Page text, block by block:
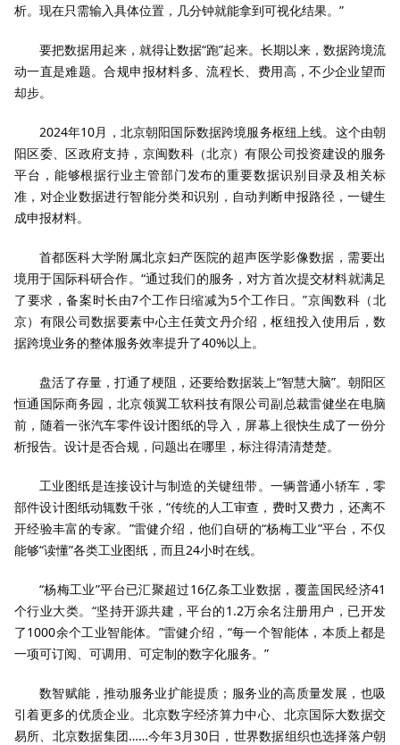
析。现在只需输入具体位置，几分钟就能拿到可视化结果。”
要把数据用起来，就得让数据“跑”起来。长期以来，数据跨境流
动一直是难题。合规申报材料多、流程长、费用高，不少企业望而
却步。
2024年10月，北京朝阳国际数据跨境服务枢纽上线。这个由朝
阳区委、区政府支持，京闽数科（北京）有限公司投资建设的服务
平台，能够根据行业主管部门发布的重要数据识别目录及相关标
准，对企业数据进行智能分类和识别，自动判断申报路径，一键生
成申报材料。
首都医科大学附属北京妇产医院的超声医学影像数据，需要出
境用于国际科研合作。“通过我们的服务，对方首次提交材料就满足
了要求，备案时长由7个工作日缩减为5个工作日。”京闽数科（北
京）有限公司数据要素中心主任黄文丹介绍，枢纽投入使用后，数
据跨境业务的整体服务效率提升了40%以上。
盘活了存量，打通了梗阻，还要给数据装上“智慧大脑”。朝阳区
恒通国际商务园，北京领翼工软科技有限公司副总裁雷健坐在电脑
前，随着一张汽车零件设计图纸的导入，屏幕上很快生成了一份分
析报告。设计是否合规，问题出在哪里，标注得清清楚楚。
工业图纸是连接设计与制造的关键纽带。一辆普通小轿车，零
部件设计图纸动辄数千张，“传统的人工审查，费时又费力，还离不
开经验丰富的专家。”雷健介绍，他们自研的“杨梅工业”平台，不仅
能够“读懂”各类工业图纸，而且24小时在线。
“杨梅工业”平台已汇聚超过16亿条工业数据，覆盖国民经济41
个行业大类。“坚持开源共建，平台的1.2万余名注册用户，已开发
了1000余个工业智能体。”雷健介绍，“每一个智能体，本质上都是
一项可订阅、可调用、可定制的数字化服务。”
数智赋能，推动服务业扩能提质；服务业的高质量发展，也吸
引着更多的优质企业。北京数字经济算力中心、北京国际大数据交
易所、北京数据集团……今年3月30日，世界数据组织也选择落户朝